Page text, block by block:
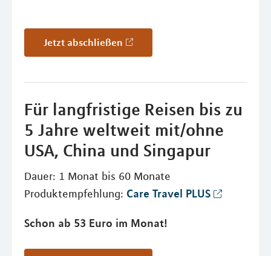
Jetzt abschließen
Für langfristige Reisen bis zu
5 Jahre weltweit mit/ohne
USA, China und Singapur
Dauer: 1 Monat bis 60 Monate
Produktempfehlung: Care Travel PLUS
Schon ab 53 Euro im Monat!